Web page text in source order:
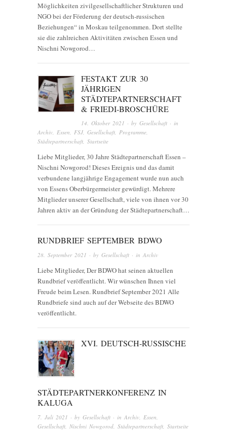
Möglichkeiten zivilgesellschaftlicher Strukturen und
NGO bei der Förderung der deutsch-russischen
Beziehungen“ in Moskau teilgenommen. Dort stellte
sie die zahlreichen Aktivitäten zwischen Essen und
Nischni Nowgorod…
FESTAKT ZUR 30
JÄHRIGEN
STÄDTEPARTNERSCHAFT
& FRIEDI-BROSCHÜRE
14. Oktober 2021 · byGesellschaft · in
Archiv, Essen, FSJ, Gesellschaft, Programme,
Städtepartnerschaft, Startseite
Liebe Mitglieder, 30 Jahre Städtepartnerschaft Essen –
Nischni Nowgorod! Dieses Ereignis und das damit
verbundene langjährige Engagement wurde nun auch
von Essens Oberbürgermeister gewürdigt. Mehrere
Mitglieder unserer Gesellschaft, viele von ihnen vor 30
Jahren aktiv an der Gründung der Städtepartnerschaft…
RUNDBRIEF SEPTEMBER BDWO
28. September 2021 · by Gesellschaft · in Archiv
Liebe Mitglieder, Der BDWO hat seinen aktuellen
Rundbrief veröffentlicht. Wir wünschen Ihnen viel
Freude beim Lesen. Rundbrief September 2021 Alle
Rundbriefe sind auch auf der Webseite des BDWO
veröffentlicht.
XVI. DEUTSCH-RUSSISCHE
STÄDTEPARTNERKONFERENZ IN
KALUGA
7. Juli 2021 · by Gesellschaft · in Archiv Essen
Gesellschaft Nischni Nowgorod Städtepartnerschaft Startseite